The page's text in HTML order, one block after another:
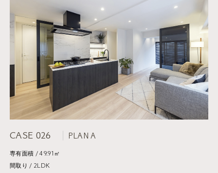
CASE 026 PLAN A
専有面積 / 49.91㎡
間取り / 2LDK